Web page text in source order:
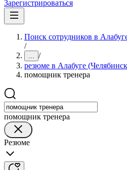
Зарегистрироваться
Поиск сотрудников в
/
... /
резюме в Алабуге
помощник тренера
помощник тренера
Резюме